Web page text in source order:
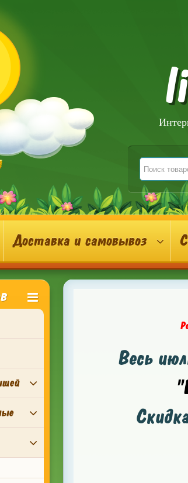
Доставка и самовывоз
Весь